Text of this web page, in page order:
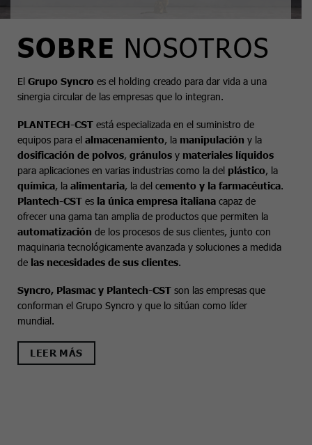
SOBRE NOSOTROS
El Grupo Syncro es el holding creado para dar vida a una
sinergia circular de las empresas que lo integran.
PLANTECH-CST está especializada en el suministro de
equipos para el almacenamiento, la manipulación y la
dosificación de polvos, gránulos y materiales líquidos
para aplicaciones en varias industrias como la del plástico, la
química, la alimentaria, la del cemento y la farmacéutica.
Plantech-CST es la única empresa italiana capaz de
ofrecer una gama tan amplia de productos que permiten la
automatización de los procesos de sus clientes, junto con
maquinaria tecnológicamente avanzada y soluciones a medida
de las necesidades de sus clientes.
Syncro, Plasmac y Plantech-CST son las empresas que
conforman el Grupo Syncro y que lo sitúan como líder
mundial.
LEER MÁS